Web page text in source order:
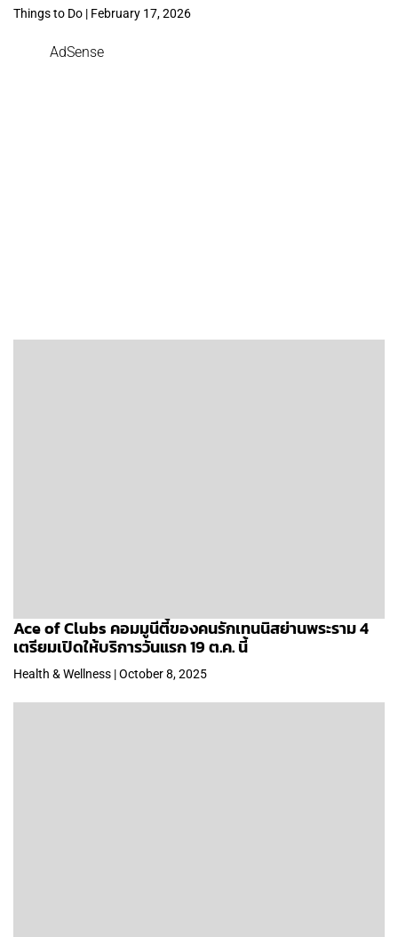
Things to Do | February 17, 2026
AdSense
Ace of Clubs คอมมูนีตี้ของคนรักเทนนิสย่านพระราม 4
เตรียมเปิดให้บริการวันแรก 19 ต.ค. นี้
Health & Wellness | October 8, 2025